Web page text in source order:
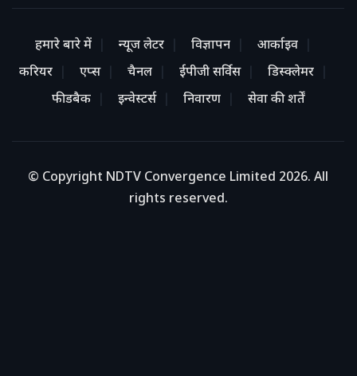
हमारे बारे में न्यूज लेटर विज्ञापन
आर्काइव
करियर
एप्स चैनल ईपीजी सर्विस
डिस्क्लेमर
फीडबैक
इन्वेस्टर्स निवारण सेवा की शर्तें
© Copyright NDTV Convergence Limited 2026. All
rights reserved.